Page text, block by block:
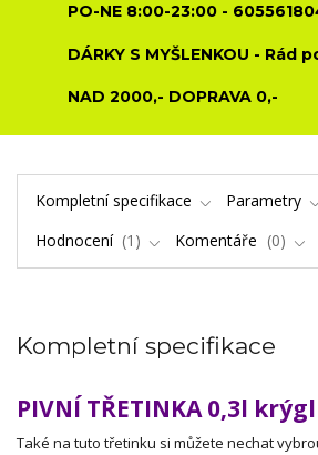
PO-NE 8:00-23:00 -
DÁRKY S MYŠLENKOU - Rád
NAD 2000,- DOPRAVA 0,-
Kompletní specifikace
Parametry
Hodnocení
1 Komentáře 0
Kompletní specifikace
PIVNÍ TŘETINKA 0,3l krýgl
Také na tuto třetinku si můžete nechat